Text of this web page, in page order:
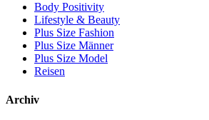
Body Positivity
Lifestyle & Beauty
Plus Size Fashion
Plus Size Männer
Plus Size Model
Reisen
Archiv